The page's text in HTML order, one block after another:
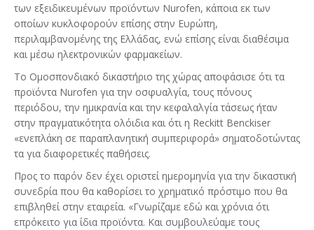
των εξειδικευμένων προϊόντων Nurofen, κάποια εκ των
οποίων κυκλοφορούν επίσης στην Ευρώπη,
περιλαμβανομένης της Ελλάδας, ενώ επίσης είναι διαθέσιμα
και μέσω ηλεκτρονικών φαρμακείων.
Το Ομοσπονδιακό δικαστήριο της χώρας αποφάσισε ότι τα
προϊόντα Nurofen για την οσφυαλγία, τους πόνους
περιόδου, την ημικρανία και την κεφαλαλγία τάσεως ήταν
στην πραγματικότητα ολόιδια και ότι η Reckitt Benckiser
«ενεπλάκη σε παραπλανητική συμπεριφορά» σηματοδοτώντας
τα για διαφορετικές παθήσεις.
Προς το παρόν δεν έχει οριστεί ημερομηνία για την δικαστική
συνεδρία που θα καθορίσει το χρηματικό πρόστιμο που θα
επιβληθεί στην εταιρεία. «Γνωρίζαμε εδώ και χρόνια ότι
επρόκειτο για ίδια προϊόντα. Και συμβουλεύαμε τους